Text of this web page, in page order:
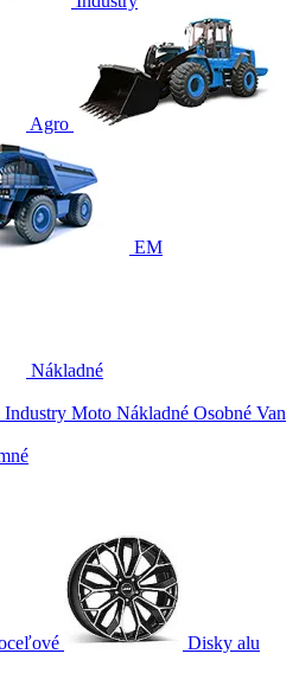
Agro
EM
Nákladné
Industry Moto Nákladné Osobné Van
Disky alu